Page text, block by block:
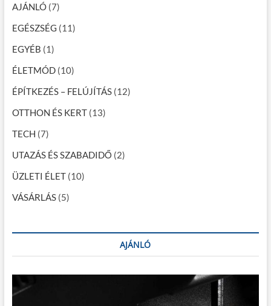
v
i
g
á
c
i
ó
AJÁNLÓ(7)
EGÉSZSÉG (11)
EGYÉB (1)
ÉLETMÓD(10)
ÉPÍTKEZÉS – FELÚJÍTÁS(12)
OTTHON ÉS KERT(13)
TECH (7)
UTAZÁS ÉS SZABADIDŐ (2)
ÜZLETI ÉLET(10)
VÁSÁRLÁS(5)
AJÁNLÓ